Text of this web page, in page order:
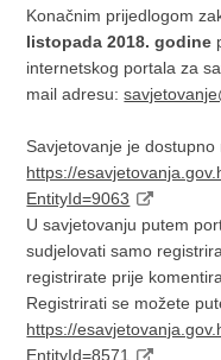
Konačnim prijedlogom
listopada 2018. godine
internetskog portala za
mail adresu:
Savjetovanje je
https://
EntityId=9063
U savjetovanju putem
sudjelovati samo
registrirate prije
Registrirati se možete
https://
EntityId=8571